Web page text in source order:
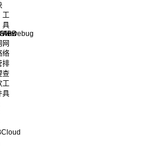
工
具
ABDebug
网
络
排
查
工
具